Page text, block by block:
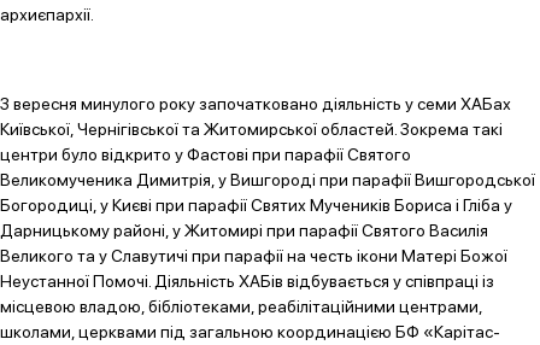
архиєпархії.
З вересня минулого року започатковано діяльність у семи ХАБах
Київської, Чернігівської та Житомирської областей. Зокрема такі
центри було відкрито у Фастові при парафії Святого
Великомученика Димитрія, у Вишгороді при парафії Вишгородської
Богородиці, у Києві при парафії Святих Мучеників Бориса і Гліба у
Дарницькому районі, у Житомирі при парафії Святого Василія
Великого та у Славутичі при парафії на честь ікони Матері Божої
Неустанної Помочі. Діяльність ХАБів відбувається у співпраці із
місцевою владою, бібліотеками, реабілітаційними центрами,
школами, церквами під загальною координацією БФ «Карітас-